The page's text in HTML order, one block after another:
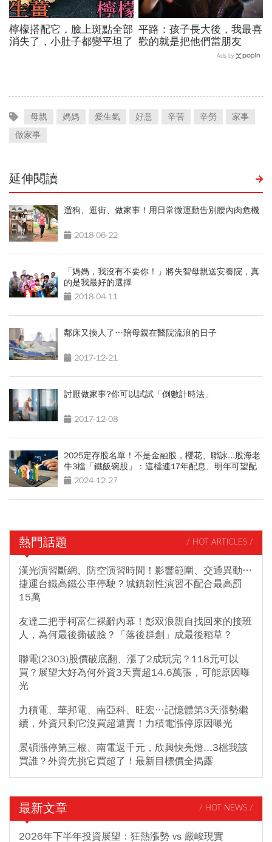
檸檬搭配它，臉上斑點全部
消失了，小肚子都變平坦了
平路：孩子長大後，我最喜
歡的就是把他們當朋友
Ads by
母親 媽媽 愛生氣 好意 辛苦 辛勞
家事
做家事
延伸閱讀
遛狗、逛街、做家事！用日常微運動告別腰內肉危機
2018-06-22
「媽媽，我沒有不要你！」將失智母親送安養院，真
的是我最好的選擇
2018-04-11
鄰床又換人了…陪母親在醫院流浪的日子
2017-12-21
討厭做家事?你可以試試「倒數計時法」
2017-12-08
2025定存股名單！不是金融股，櫻花、聯詠...股海老
牛3檔「鐵飯碗股」：這檔連17年配息、明年可望配
更多2024-12-27
熱門話題 / HOT ARTICLES /
漢光演習斷網、防空演習時間！影響範圍、交通異動…
捷運台鐵高鐵公車停駛？城鎮韌性演習不配合最高罰
15萬
友達二把手柯富仁裸辭內幕！彭双浪親自找回來的接班
人，為何最後撕破臉？「落後群創」成最後稻草？
聯電(2303)股價破底翻、漲了2成玩完？118元可以
買？展望大好為何外資3天賣超14.6萬張，可能原因曝
光
力積電、華邦電、南亞科、旺宏…記憶體第3天漲勢繼
續，外資只剩它沒買超還賣！力積電漲停原因曝光
景碩漲停第三根、南電返千元，欣興快亮燈...3檔我該
買誰？外資先挑它買超了！最新目標價全揭露
最新文章 / HOT NEWS /
2026年下半年投資展望：狂熱漲勢 vs 嚴峻現實